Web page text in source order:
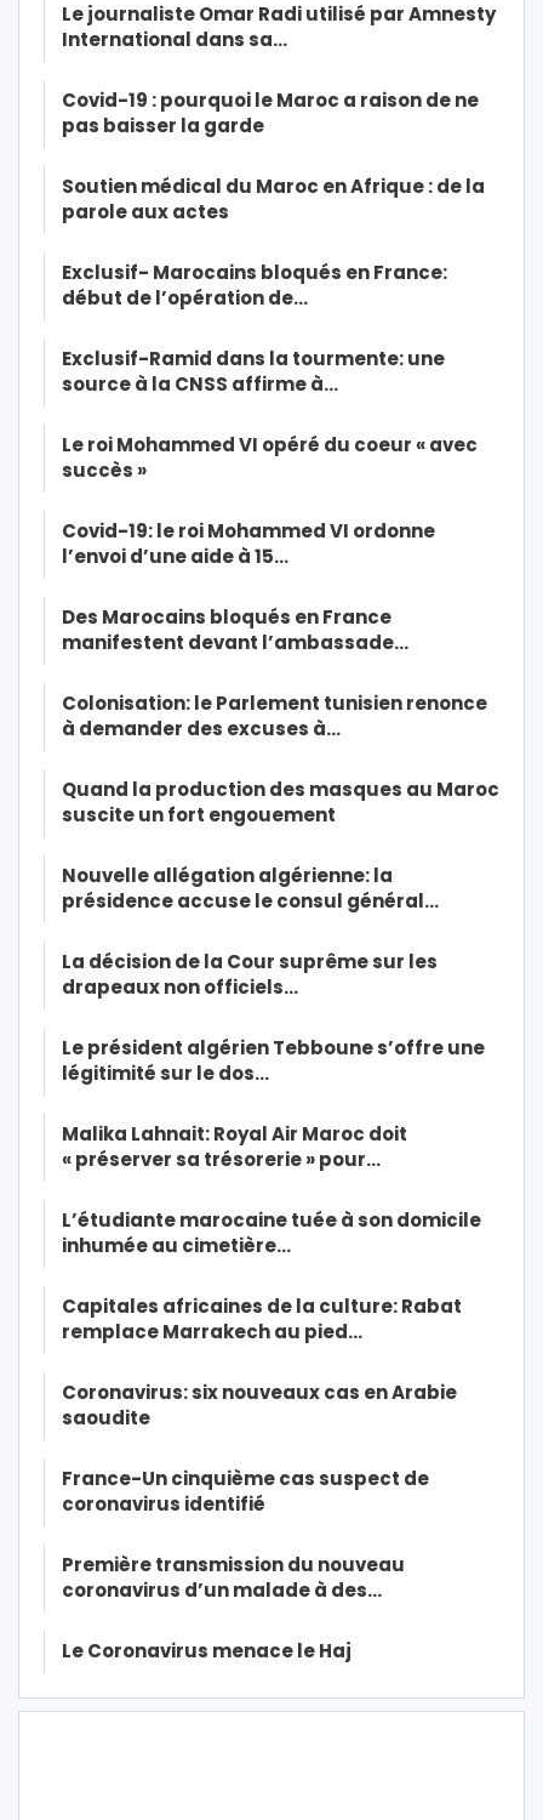
Le journaliste Omar Radi utilisé par Amnesty
International dans sa…
Covid-19 : pourquoi le Maroc a raison de ne
pas baisser la garde
Soutien médical du Maroc en Afrique : de la
parole aux actes
Exclusif- Marocains bloqués en France:
début de l’opération de…
Exclusif-Ramid dans la tourmente: une
source à la CNSS affirme à…
Le roi Mohammed VI opéré du coeur « avec
succès »
Covid-19: le roi Mohammed VI ordonne
l’envoi d’une aide à 15…
Des Marocains bloqués en France
manifestent devant l’ambassade…
Colonisation: le Parlement tunisien renonce
à demander des excuses à…
Quand la production des masques au Maroc
suscite un fort engouement
Nouvelle allégation algérienne: la
présidence accuse le consul général…
La décision de la Cour suprême sur les
drapeaux non officiels…
Le président algérien Tebboune s’offre une
légitimité sur le dos…
Malika Lahnait: Royal Air Maroc doit
« préserver sa trésorerie » pour…
L’étudiante marocaine tuée à son domicile
inhumée au cimetière…
Capitales africaines de la culture: Rabat
remplace Marrakech au pied…
Coronavirus: six nouveaux cas en Arabie
saoudite
France-Un cinquième cas suspect de
coronavirus identifié
Première transmission du nouveau
coronavirus d’un malade à des…
Le Coronavirus menace le Haj